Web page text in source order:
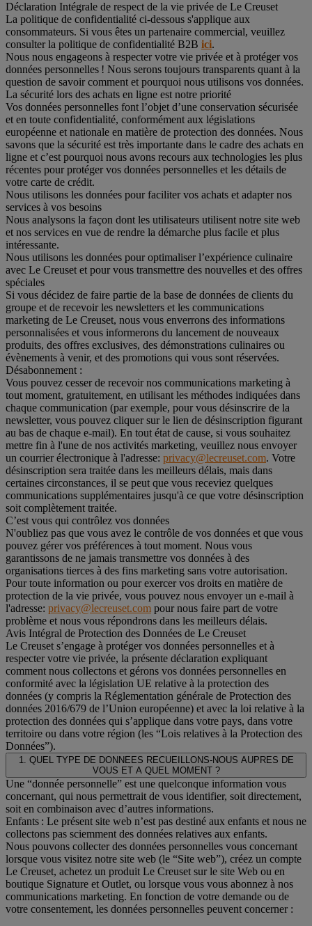
Déclaration Intégrale de respect de la vie privée de Le Creuset
La politique de confidentialité ci-dessous s'applique aux
consommateurs. Si vous êtes un partenaire commercial, veuillez
consulter la politique de confidentialité B2B ici.
Nous nous engageons à respecter votre vie privée et à protéger vos
données personnelles ! Nous serons toujours transparents quant à la
question de savoir comment et pourquoi nous utilisons vos données.
La sécurité lors des achats en ligne est notre priorité
Vos données personnelles font l’objet d’une conservation sécurisée
et en toute confidentialité, conformément aux législations
européenne et nationale en matière de protection des données. Nous
savons que la sécurité est très importante dans le cadre des achats en
ligne et c’est pourquoi nous avons recours aux technologies les plus
récentes pour protéger vos données personnelles et les détails de
votre carte de crédit.
Nous utilisons les données pour faciliter vos achats et adapter nos
services à vos besoins
Nous analysons la façon dont les utilisateurs utilisent notre site web
et nos services en vue de rendre la démarche plus facile et plus
intéressante.
Nous utilisons les données pour optimaliser l’expérience culinaire
avec Le Creuset et pour vous transmettre des nouvelles et des offres
spéciales
Si vous décidez de faire partie de la base de données de clients du
groupe et de recevoir les newsletters et les communications
marketing de Le Creuset, nous vous enverrons des informations
personnalisées et vous informerons du lancement de nouveaux
produits, des offres exclusives, des démonstrations culinaires ou
évènements à venir, et des promotions qui vous sont réservées.
Désabonnement :
Vous pouvez cesser de recevoir nos communications marketing à
tout moment, gratuitement, en utilisant les méthodes indiquées dans
chaque communication (par exemple, pour vous désinscrire de la
newsletter, vous pouvez cliquer sur le lien de désinscription figurant
au bas de chaque e-mail). En tout état de cause, si vous souhaitez
mettre fin à l'une de nos activités marketing, veuillez nous envoyer
un courrier électronique à l'adresse: privacy@lecreuset.com. Votre
désinscription sera traitée dans les meilleurs délais, mais dans
certaines circonstances, il se peut que vous receviez quelques
communications supplémentaires jusqu'à ce que votre désinscription
soit complètement traitée.
C’est vous qui contrôlez vos données
N'oubliez pas que vous avez le contrôle de vos données et que vous
pouvez gérer vos préférences à tout moment. Nous vous
garantissons de ne jamais transmettre vos données à des
organisations tierces à des fins marketing sans votre autorisation.
Pour toute information ou pour exercer vos droits en matière de
protection de la vie privée, vous pouvez nous envoyer un e-mail à
l'adresse: privacy@lecreuset.com pour nous faire part de votre
problème et nous vous répondrons dans les meilleurs délais.
Avis Intégral de Protection des Données de Le Creuset
Le Creuset s’engage à protéger vos données personnelles et à
respecter votre vie privée, la présente déclaration expliquant
comment nous collectons et gérons vos données personnelles en
conformité avec la législation UE relative à la protection des
données (y compris la Réglementation générale de Protection des
données 2016/679 de l’Union européenne) et avec la loi relative à la
protection des données qui s’applique dans votre pays, dans votre
territoire ou dans votre région (les “Lois relatives à la Protection des
Données”).
1. QUEL TYPE DE DONNEES RECUEILLONS-NOUS AUPRES DE
VOUS ET A QUEL MOMENT ?
Une “donnée personnelle” est une quelconque information vous
concernant, qui nous permettrait de vous identifier, soit directement,
soit en combinaison avec d’autres informations.
Enfants : Le présent site web n’est pas destiné aux enfants et nous ne
collectons pas sciemment des données relatives aux enfants.
Nous pouvons collecter des données personnelles vous concernant
lorsque vous visitez notre site web (le “Site web”), créez un compte
Le Creuset, achetez un produit Le Creuset sur le site Web ou en
boutique Signature et Outlet, ou lorsque vous vous abonnez à nos
communications marketing. En fonction de votre demande ou de
votre consentement, les données personnelles peuvent concerner :